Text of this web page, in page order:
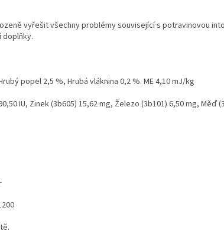
vyřešit všechny problémy související s potravinovou
doplňky.
popel 2,5 %, Hrubá vláknina 0,2 %. ME 4,10 mJ/kg
IU, Zinek (3b605) 15,62 mg, Železo (3b101) 6,50 mg, Měď